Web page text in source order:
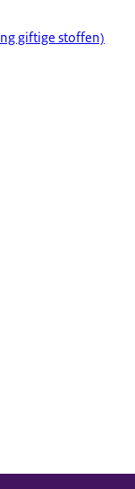
giftige stoffen)